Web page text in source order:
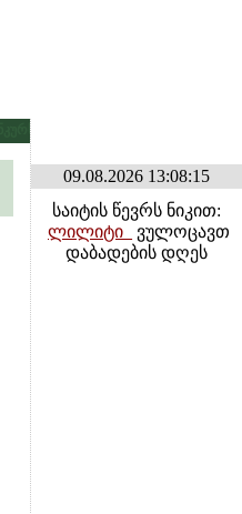
განყოფილებაში
09.08.2026 13:08:15
საიტის წევრს ნიკით:
ლილიტი_
ვულოცავთ
დაბადების დღეს